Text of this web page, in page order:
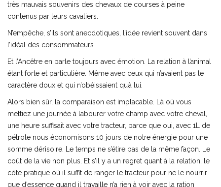
très mauvais souvenirs des chevaux de courses à peine
contenus par leurs cavaliers.
N’empêche, s’ils sont anecdotiques, l’idée revient souvent dans
l’idéal des consommateurs.
Et l’Ancêtre en parle toujours avec émotion. La relation à l’animal
étant forte et particulière. Même avec ceux qui n’avaient pas le
caractère doux et qui n’obéissaient qu’à lui.
Alors bien sûr, la comparaison est implacable. Là où vous
mettiez une journée à labourer votre champ avec votre cheval,
une heure suffisait avec votre tracteur, parce que oui, avec 1L de
pétrole nous économisons 10 jours de notre énergie pour une
somme dérisoire. Le temps ne s’étire pas de la même façon. Le
coût de la vie non plus. Et s’il y a un regret quant à la relation, le
côté pratique où il suffit de ranger le tracteur pour ne le nourrir
que d’essence quand il travaille n’a rien à voir avec la ration